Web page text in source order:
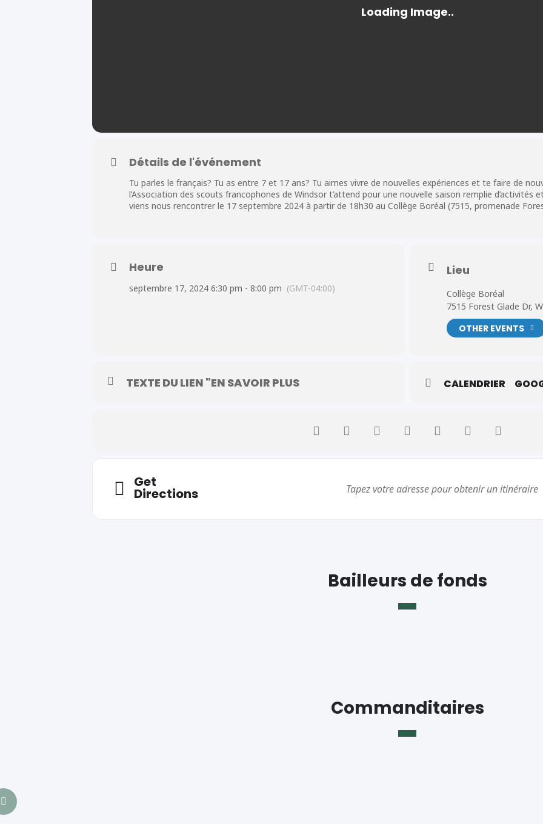
Détails de l'événement
Tu parles le français? Tu as entre 7 et 17 ans? Tu aimes vivre de nouvelles expériences et te faire de
l’Association des scouts francophones de Windsor t’attend pour une nouvelle saison remplie d’activités
viens nous rencontrer le 17 septembre 2024 à partir de 18h30 au Collège Boréal (7515, promenade
Heure
septembre 17, 2024 6:30 pm - 8:00 pm (GMT-04:00)
Lieu
Collège Boréal
7515 Forest Glade Dr,
OTHER EVENTS
TEXTE DU LIEN "EN SAVOIR PLUS CALENDRIER
Get
Directions
Bailleurs de fonds
Commanditaires